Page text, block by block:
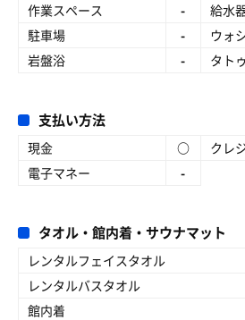
作業スペース
- 給水
駐車場
- ウォ
岩盤浴
- タト
支払い方法
現金 ○ クレ
電子マネー
-
タオル・館内着・サウナマット
レンタルフェイスタオル
レンタルバスタオル
館内着